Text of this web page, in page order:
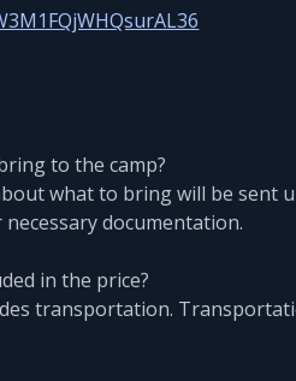
to the camp?
what to bring will be sent
documentation.
in the price?
transportation.